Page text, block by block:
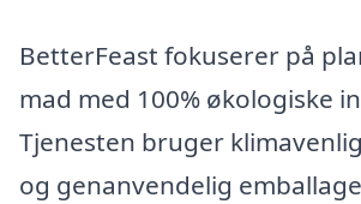
BetterFeast fokuserer på
mad med 100% økologiske
Tjenesten bruger
og genanvendelig